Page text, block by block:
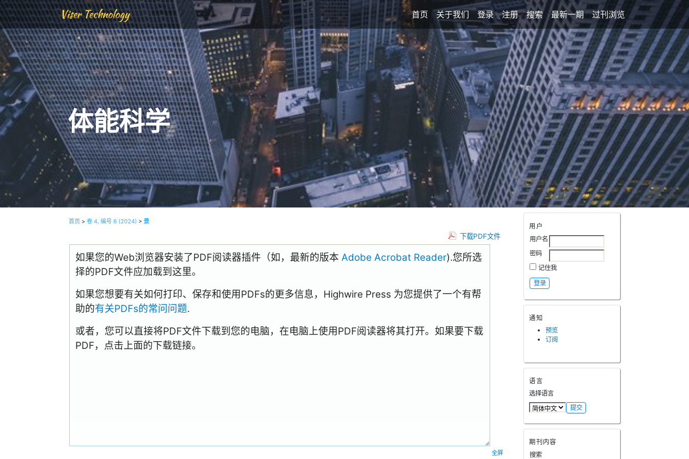
Viser Technology 首页 关于我们 登录 注册 搜索 最新一期 过刊浏览
体能科学
用户
用户名
密码
记住我
通知
预览
订阅
语言
选择语言
期刊内容
搜索
首页 >卷 4, 编号 6 (2024) >景
下载PDF文件
如果您的Web浏览器安装了PDF阅读器插件（如，最新的版本 Adobe Acrobat Reader).您所选
择的PDF文件应加载到这里。
如果您想要有关如何打印、保存和使用PDFs的更多信息，Highwire Press 为您提供了一个有帮
助的有关PDFs的常问问题.
或者，您可以直接将PDF文件下载到您的电脑，在电脑上使用PDF阅读器将其打开。如果要下载
PDF，点击上面的下载链接。
全屏